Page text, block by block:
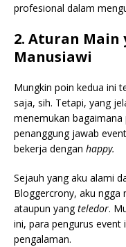
profesional dalam
2. Aturan Main
Manusiawi
Mungkin poin kedua ini
saja, sih. Tetapi, yang
menemukan
penanggung jawab
bekerja dengan happy.
Sejauh yang aku alami
Bloggercrony, aku ngga
ataupun yangteledor.
ini, para pengurus event
pengalaman.